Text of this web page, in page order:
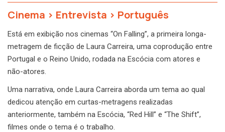
Cinema > Entrevista > Português
Está em exibição nos cinemas “On Falling”, a primeira longa-
metragem de ficção de Laura Carreira, uma coprodução entre
Portugal e o Reino Unido, rodada na Escócia com atores e
não-atores.
Uma narrativa, onde Laura Carreira aborda um tema ao qual
dedicou atenção em curtas-metragens realizadas
anteriormente, também na Escócia, “Red Hill” e “The Shift”,
filmes onde o tema é o trabalho.